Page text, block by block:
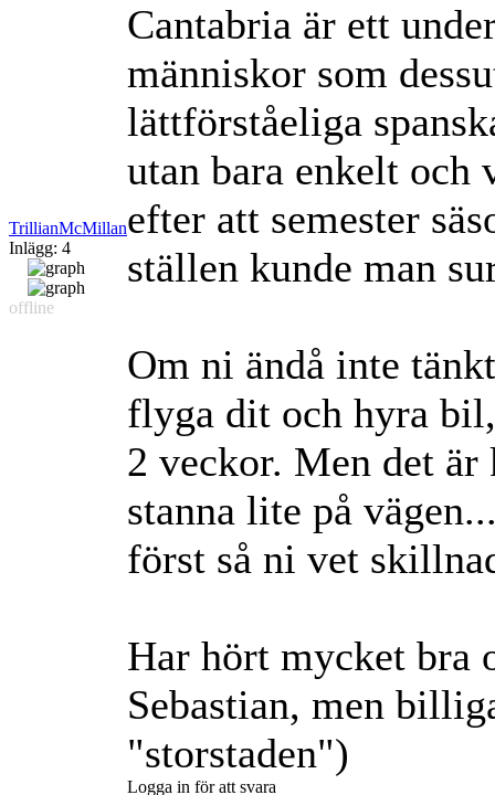
TrillianMcMillan
Inlägg: 4
offline
Cantabria är ett
människor som
lättförståeliga
utan bara enkelt och
efter att semester
ställen kunde man
Om ni ändå inte
flyga dit och hyra
2 veckor. Men det
stanna lite på
först så ni vet
Har hört mycket bra
Sebastian, men
"storstaden")
Logga in för att svara